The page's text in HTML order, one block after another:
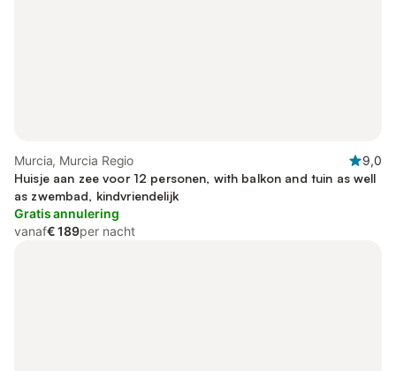
Murcia, Murcia Regio
9,0
Huisje aan zee voor 12 personen, with balkon and tuin as well
as zwembad, kindvriendelijk
Gratis annulering
vanaf€ 189per nacht